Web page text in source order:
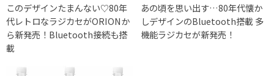
このデザインたまんない♡80年
代レトロなラジカセがORIONか
ら新発売！Bluetooth接続も搭
載
あの頃を思い出す…80年代懐か
しデザインのBluetooth搭載 多
機能ラジカセが新発売！